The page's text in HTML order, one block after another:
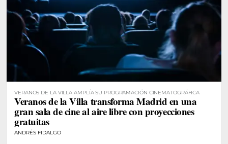
VERANOS DE LA VILLA AMPLÍA SU PROGRAMACIÓN CINEMATOGRÁFICA
Veranos de la Villa transforma Madrid en una
gran sala de cine al aire libre con proyecciones
gratuitas
ANDRÉS FIDALGO